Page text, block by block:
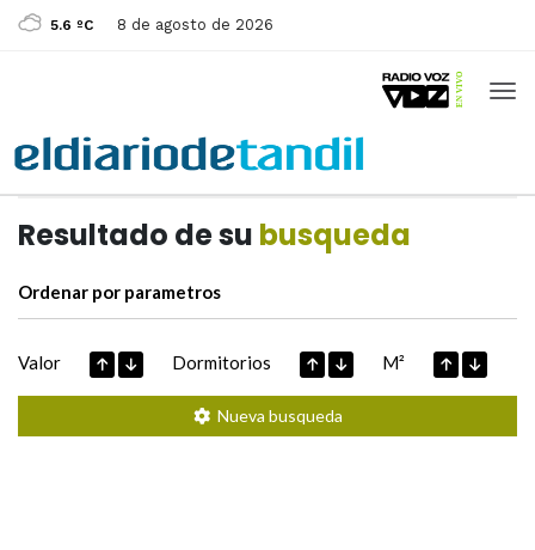
5.6 ºC 8 de agosto de 2026
Resultado de su busqueda
Ordenar por parametros
Valor Dormitorios M²
Nueva busqueda